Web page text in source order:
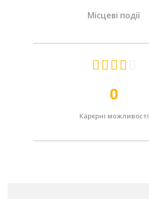
Місцеві події
   
Карєрні можливості
0